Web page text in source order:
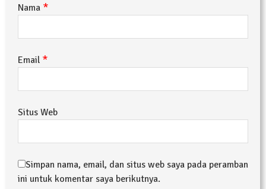
Nama *
Email *
Situs Web
Simpan nama, email, dan situs web saya pada peramban
ini untuk komentar saya berikutnya.